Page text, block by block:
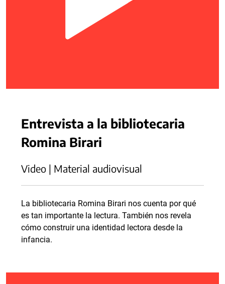
Entrevista a la bibliotecaria
Romina Birari
Video | Material audiovisual
La bibliotecaria Romina Birari nos cuenta por qué
es tan importante la lectura. También nos revela
cómo construir una identidad lectora desde la
infancia.